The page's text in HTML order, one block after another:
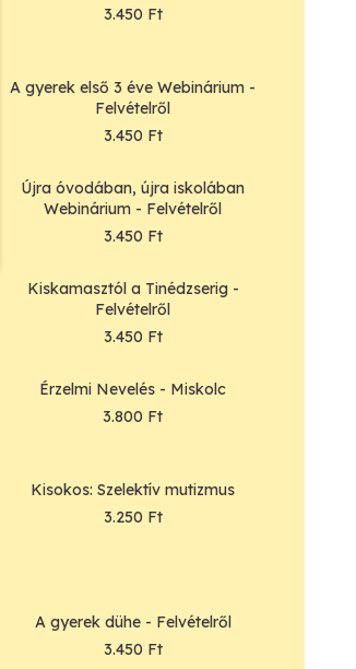
3.450 Ft
A gyerek első 3 éve Webinárium -
Felvételről
3.450 Ft
Újra óvodában, újra iskolában
Webinárium - Felvételről
3.450 Ft
Kiskamasztól a Tinédzserig -
Felvételről
3.450 Ft
Érzelmi Nevelés - Miskolc
3.800 Ft
Kisokos: Szelektív mutizmus
3.250 Ft
A gyerek dühe - Felvételről
3.450 Ft